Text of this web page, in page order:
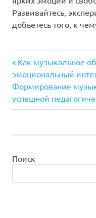
Развивайтесь,
добьетесь того, к
Навигация
по
записям
Предыдущая
запись:
Как музыкальное
эмоциональный
Следующая
запись:
Формирование
успешной
Поиск